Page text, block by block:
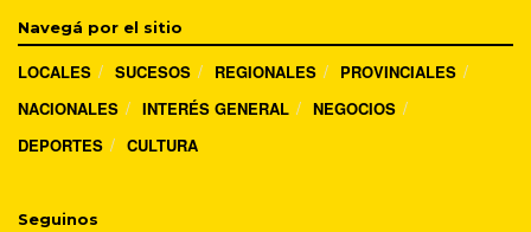
Navegá por el sitio
LOCALES SUCESOS REGIONALES
PROVINCIALES
NACIONALES
INTERÉS GENERAL
NEGOCIOS
DEPORTES
CULTURA
Seguinos